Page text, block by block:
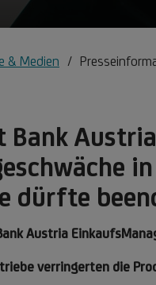
& Medien
Bank
dürfte
Austria
verringerten die